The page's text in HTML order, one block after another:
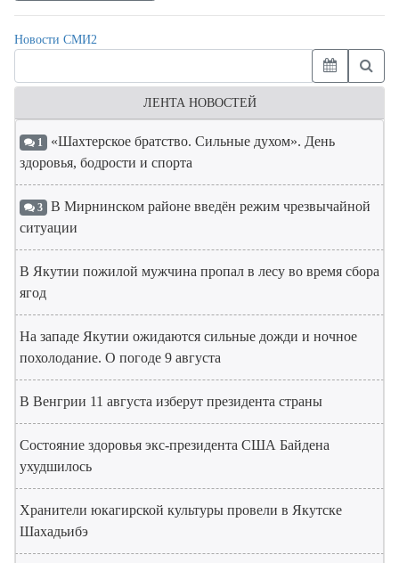
Новости СМИ2
ЛЕНТА НОВОСТЕЙ
1 «Шахтерское братство. Сильные духом». День
здоровья, бодрости и спорта
3 В Мирнинском районе введён режим чрезвычайной
ситуации
В Якутии пожилой мужчина пропал в лесу во время сбора
ягод
На западе Якутии ожидаются сильные дожди и ночное
похолодание. О погоде 9 августа
В Венгрии 11 августа изберут президента страны
Состояние здоровья экс-президента США Байдена
ухудшилось
Хранители юкагирской культуры провели в Якутске
Шахадьибэ